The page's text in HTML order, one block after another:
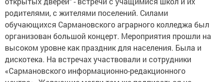
родителями, с жителями поселений. Силами
обучающихся Сармановского аграрного колледжа был
организован большой концерт. Мероприятия прошли на
высоком уровне как праздник для населения. Была и
дискотека. На встречах участвовали и сотрудники
«Сармановского информационно-редакционного